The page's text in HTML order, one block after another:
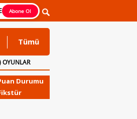
Abone Ol
Tümü
OYUNLAR
Durumu